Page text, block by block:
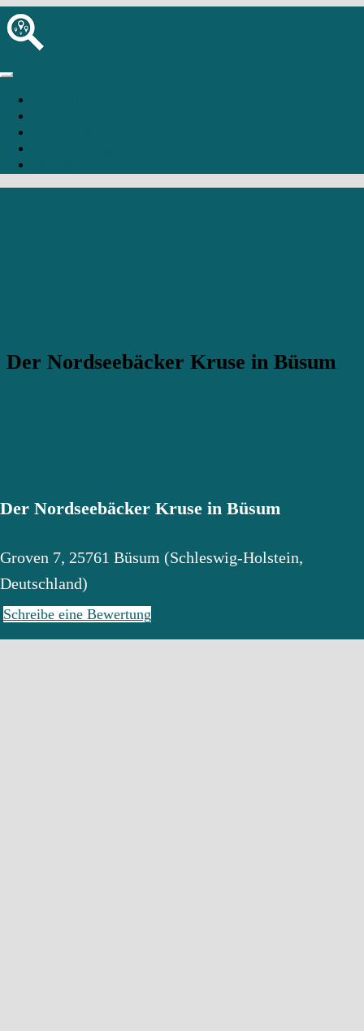
Der Nordseebäcker Kruse in Büsum
Der Nordseebäcker Kruse in Büsum
Groven 7, 25761 Büsum (Schleswig-Holstein,
Deutschland)
Schreibe eine Bewertung